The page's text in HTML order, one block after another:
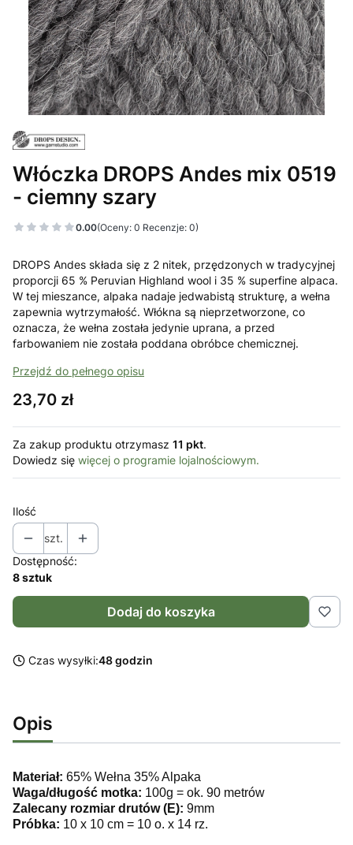
Włóczka DROPS Andes mix 0519
- ciemny szary
0.00(Oceny: 0 Recenzje: 0)
DROPS Andes składa się z 2 nitek, przędzonych w tradycyjnej
proporcji 65 % Peruvian Highland wool i 35 % superfine alpaca.
W tej mieszance, alpaka nadaje jedwabistą strukturę, a wełna
zapewnia wytrzymałość. Włókna są nieprzetworzone, co
oznacza, że wełna została jedynie uprana, a przed
farbowaniem nie została poddana obróbce chemicznej.
Przejdź do pełnego opisu
Cena
23,70 zł
Za zakup produktu otrzymasz 11 pkt.
Dowiedz się więcej o programie lojalnościowym.
Ilość
szt.
Dostępność:
8 sztuk
Dodaj do koszyka
Czas wysyłki:48 godzin
Opis
Materiał: 65% Wełna 35% Alpaka
Waga/długość motka: 100g = ok. 90 metrów
Zalecany rozmiar drutów (E): 9mm
Próbka: 10 x 10 cm = 10 o. x 14 rz.